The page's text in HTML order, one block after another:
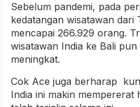
Sebelum pandemi, pada
kedatangan wisatawan dari
mencapai 266.929 orang.
wisatawan India ke Bali
meningkat.
Cok Ace juga berharap
India ini makin mempererat